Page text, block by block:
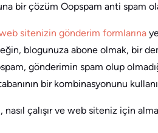
bir çözüm Oopspam anti spam
sitenizin gönderim formlarına
blogunuza abone olmak, bir
gönderimin spam olup
bir kombinasyonunu
nasıl çalışır ve web siteniz için